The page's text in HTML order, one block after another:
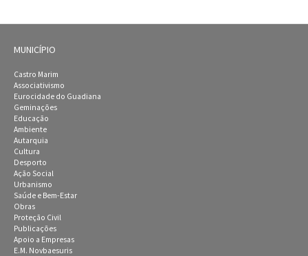
MUNICÍPIO
Castro Marim
Associativismo
Eurocidade do Guadiana
Geminações
Educação
Ambiente
Autarquia
Cultura
Desporto
Ação Social
Urbanismo
Saúde e Bem-Estar
Obras
Proteção Civil
Publicações
Apoio a Empresas
E.M. Novbaesuris